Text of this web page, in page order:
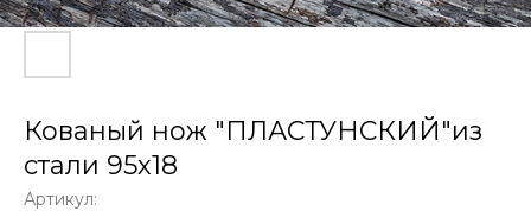
Кованый нож "ПЛАСТУНСКИЙ"из
стали 95х18
Артикул: